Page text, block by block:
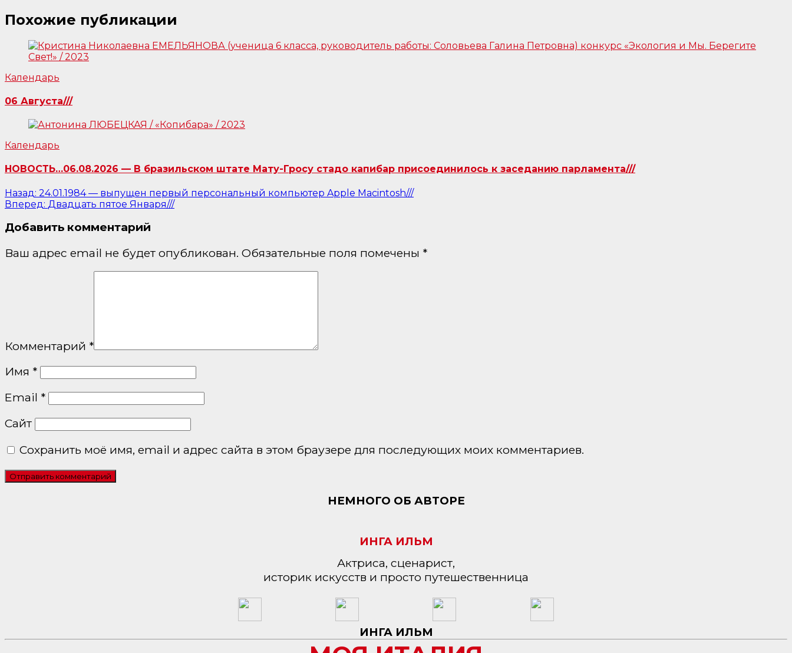
Похожие публикации
Календарь
06 Августа///
Календарь
НОВОСТЬ…06.08.2026 — В бразильском штате Мату-Гросу стадо капибар присоединилось к заседанию парламента///
Навигация
по
записям
Назад: 24.01.1984 — выпущен первый персональный компьютер Apple Macintosh///
Вперед: Двадцать пятое Января///
Добавить комментарий
Ваш адрес email не будет опубликован. Обязательные поля помечены *
Комментарий *
Имя *
Email *
Сайт
Сохранить моё имя, email и адрес сайта в этом браузере для последующих моих комментариев.
НЕМНОГО ОБ АВТОРЕ
ИНГА ИЛЬМ
Актриса, сценарист,
историк искусств и просто путешественница
ИНГА ИЛЬМ